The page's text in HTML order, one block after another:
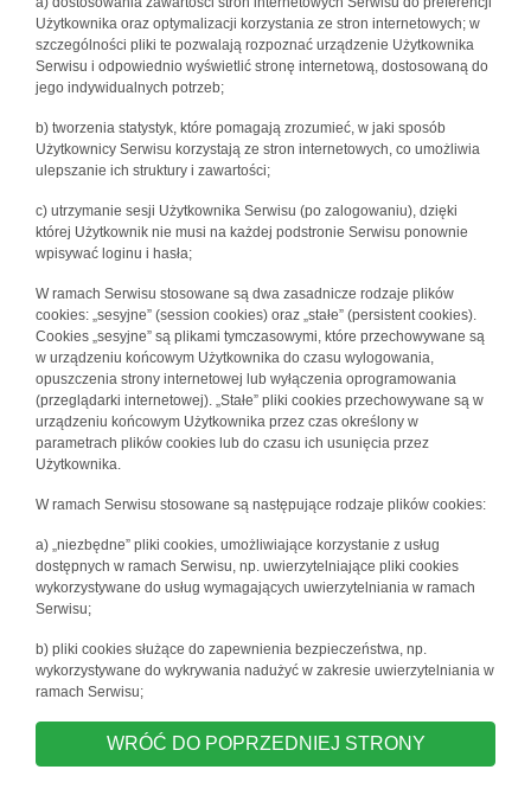
Użytkownika oraz optymalizacji korzystania ze stron internetowych; w
szczególności pliki te pozwalają rozpoznać urządzenie Użytkownika
Serwisu i odpowiednio wyświetlić stronę internetową, dostosowaną do
jego indywidualnych potrzeb;
b) tworzenia statystyk, które pomagają zrozumieć, w jaki sposób
Użytkownicy Serwisu korzystają ze stron internetowych, co umożliwia
ulepszanie ich struktury i zawartości;
c) utrzymanie sesji Użytkownika Serwisu (po zalogowaniu), dzięki
której Użytkownik nie musi na każdej podstronie Serwisu ponownie
wpisywać loginu i hasła;
W ramach Serwisu stosowane są dwa zasadnicze rodzaje plików
cookies: „sesyjne” (session cookies) oraz „stałe” (persistent cookies).
Cookies „sesyjne” są plikami tymczasowymi, które przechowywane są
w urządzeniu końcowym Użytkownika do czasu wylogowania,
opuszczenia strony internetowej lub wyłączenia oprogramowania
(przeglądarki internetowej). „Stałe” pliki cookies przechowywane są w
urządzeniu końcowym Użytkownika przez czas określony w
parametrach plików cookies lub do czasu ich usunięcia przez
Użytkownika.
W ramach Serwisu stosowane są następujące rodzaje plików cookies:
a) „niezbędne” pliki cookies, umożliwiające korzystanie z usług
dostępnych w ramach Serwisu, np. uwierzytelniające pliki cookies
wykorzystywane do usług wymagających uwierzytelniania w ramach
Serwisu;
b) pliki cookies służące do zapewnienia bezpieczeństwa, np.
wykorzystywane do wykrywania nadużyć w zakresie uwierzytelniania w
ramach Serwisu;
WRÓĆ DO POPRZEDNIEJ STRONY